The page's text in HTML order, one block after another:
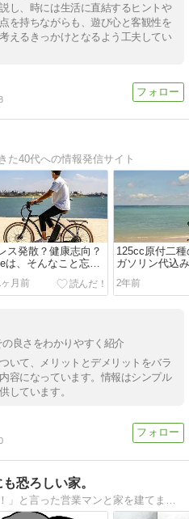
し、時には生活に直結するヒントや
を持ちながらも、遊び心と客観性を
えるきっかけとなるよう工夫してい
た40代への情報発信サイト
ス発散？健康志向？
は、そんなこと忘れ
楽しい！
月前
125cc原付二
ガソリン代込
円！【安い】
2年前
良さをわかりやすく紹介
いて、メリットとデメリットをバラ
容になっています。情報はシンプル
しています。
恐ろしい家。
「詐欺師ちゃうわーボケーッ！」と言った営業マンと家を建てました。着工直前に知らされた追加金は3,400万円超！「何ひとつ問題ない」とする大手ハウスメーカー。企業という笠を着た営業マンをカササギと命名し、カササギ事件として紹介しています。